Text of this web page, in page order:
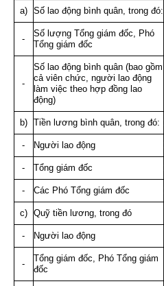
a) Số lao động bình quân, trong đó:
-
Số lượng Tổng giám đốc, Phó
Tổng giám đốc
-
Số lao động bình quân (bao gồm
cả viên chức, người lao động
làm việc theo hợp đồng lao
động)
b) Tiền lương bình quân, trong đó:
- Người lao động
- Tổng giám đốc
- Các Phó Tổng giám đốc
c) Quỹ tiền lương, trong đó
- Người lao động
-
Tổng giám đốc, Phó Tổng giám
đốc